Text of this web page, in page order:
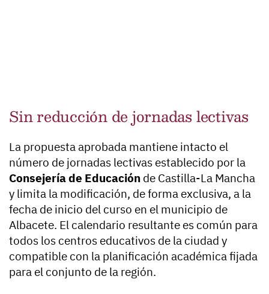
Sin reducción de jornadas lectivas
La propuesta aprobada mantiene intacto el
número de jornadas lectivas establecido por la
Consejería de Educación de Castilla-La Mancha
y limita la modificación, de forma exclusiva, a la
fecha de inicio del curso en el municipio de
Albacete. El calendario resultante es común para
todos los centros educativos de la ciudad y
compatible con la planificación académica fijada
para el conjunto de la región.